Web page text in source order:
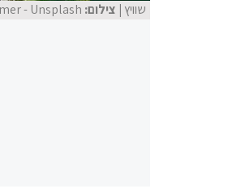
שוויץ | צילום: - Unsplash